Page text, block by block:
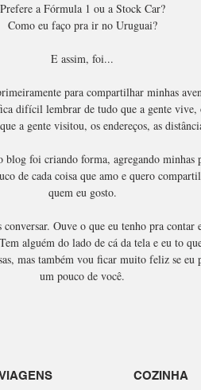
Prefere a Fórmula 1 ou a Stock Car?
Como eu faço pra ir no Uruguai?
E assim, foi...
para compartilhar minhas
difícil lembrar de tudo que a gente vive,
a gente visitou, os endereços, as
foi criando forma, agregando minhas
de cada coisa que amo e quero
quem eu gosto.
conversar. Ouve o que eu tenho pra contar
alguém do lado de cá da tela e eu to
mas também vou ficar muito feliz se eu
um pouco de você.
COZINHA